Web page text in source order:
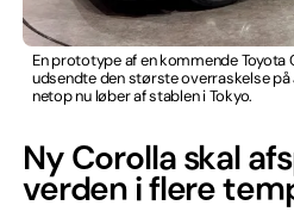
En prototype af en kommende Toyota
udsendte den største overraskelse
netop nu løber af stablen i Tokyo.
Ny Corolla skal
verden i flere